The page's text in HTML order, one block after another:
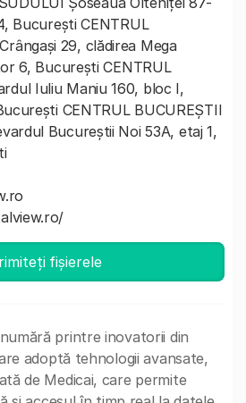
București CENTRUL
29, clădirea Mega
6, București CENTRUL
Iuliu Maniu 160, bloc I,
CENTRUL BUCUREȘTII
Bucureștii Noi 53A, etaj 1,
fișierele
printre inovatorii din
adoptă tehnologii avansate,
de Medicai, care permite